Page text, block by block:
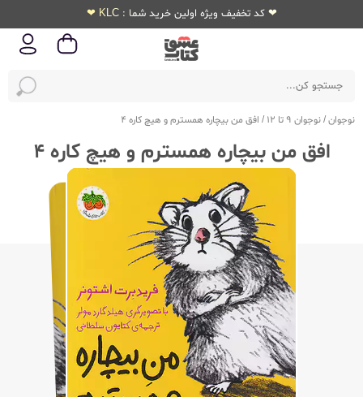
❤ کد تخفیف ویژه اولین خرید شما : KLC ❤
نوجوان/نوجوان 9 تا 12 / افق من بیچاره همسترم و هیچ کاره 4
افق من بیچاره همسترم و هیچ کاره 4